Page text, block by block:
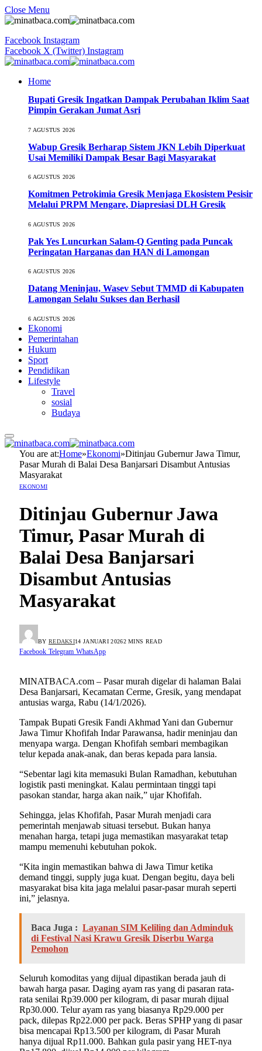
Close Menu
Facebook Instagram
Facebook X (Twitter) Instagram
Home
Bupati Gresik Ingatkan Dampak Perubahan Iklim Saat
Pimpin Gerakan Jumat Asri
7 AGUSTUS 2026
Wabup Gresik Berharap Sistem JKN Lebih Diperkuat
Usai Memiliki Dampak Besar Bagi Masyarakat
6 AGUSTUS 2026
Komitmen Petrokimia Gresik Menjaga Ekosistem Pesisir
Melalui PRPM Mengare, Diapresiasi DLH Gresik
6 AGUSTUS 2026
Pak Yes Luncurkan Salam-Q Genting pada Puncak
Peringatan Harganas dan HAN di Lamongan
6 AGUSTUS 2026
Datang Meninjau, Wasev Sebut TMMD di Kabupaten
Lamongan Selalu Sukses dan Berhasil
6 AGUSTUS 2026
Ekonomi
Pemerintahan
Hukum
Sport
Pendidikan
Lifestyle
Travel
sosial
Budaya
You are at:Home»Ekonomi»Ditinjau Gubernur Jawa Timur,
Pasar Murah di Balai Desa Banjarsari Disambut Antusias
Masyarakat
EKONOMI
Ditinjau Gubernur Jawa
Timur, Pasar Murah di
Balai Desa Banjarsari
Disambut Antusias
Masyarakat
BY REDAKSI14 JANUARI 20262 MINS READ
Facebook Telegram WhatsApp
MINATBACA.com – Pasar murah digelar di halaman Balai
Desa Banjarsari, Kecamatan Cerme, Gresik, yang mendapat
antusias warga, Rabu (14/1/2026).
Tampak Bupati Gresik Fandi Akhmad Yani dan Gubernur
Jawa Timur Khofifah Indar Parawansa, hadir meninjau dan
menyapa warga. Dengan Khofifah sembari membagikan
telur kepada anak-anak, dan beras kepada para lansia.
“Sebentar lagi kita memasuki Bulan Ramadhan, kebutuhan
logistik pasti meningkat. Kalau permintaan tinggi tapi
pasokan standar, harga akan naik,” ujar Khofifah.
Sehingga, jelas Khofifah, Pasar Murah menjadi cara
pemerintah menjawab situasi tersebut. Bukan hanya
menahan harga, tetapi juga memastikan masyarakat tetap
mampu memenuhi kebutuhan pokok.
“Kita ingin memastikan bahwa di Jawa Timur ketika
demand tinggi, supply juga kuat. Dengan begitu, daya beli
masyarakat bisa kita jaga melalui pasar-pasar murah seperti
ini,” jelasnya.
Baca Juga : Layanan SIM Keliling dan Adminduk
di Festival Nasi Krawu Gresik Diserbu Warga
Pemohon
Seluruh komoditas yang dijual dipastikan berada jauh di
bawah harga pasar. Daging ayam ras yang di pasaran rata-
rata senilai Rp39.000 per kilogram, di pasar murah dijual
Rp30.000. Telur ayam ras yang biasanya Rp29.000 per
pack, dilepas Rp22.000 per pack. Beras SPHP yang di pasar
bisa mencapai Rp13.500 per kilogram, di Pasar Murah
hanya dijual Rp11.000. Bahkan gula pasir yang HET-nya